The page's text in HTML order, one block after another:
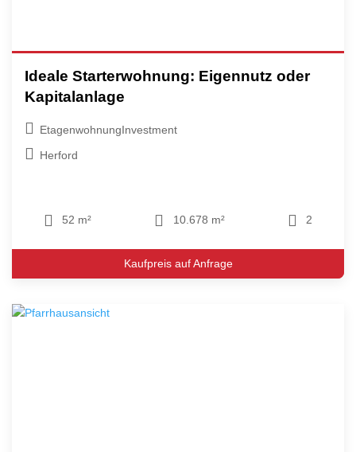
Ideale Starterwohnung: Eigennutz oder
Kapitalanlage
EtagenwohnungInvestment
Herford
52 m² 10.678 m² 2
Kaufpreis auf Anfrage